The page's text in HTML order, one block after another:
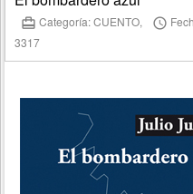
card_travel Categoría: CUENTO, access_time
3317